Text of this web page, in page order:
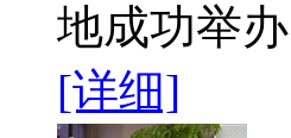
地成功举
[详细]